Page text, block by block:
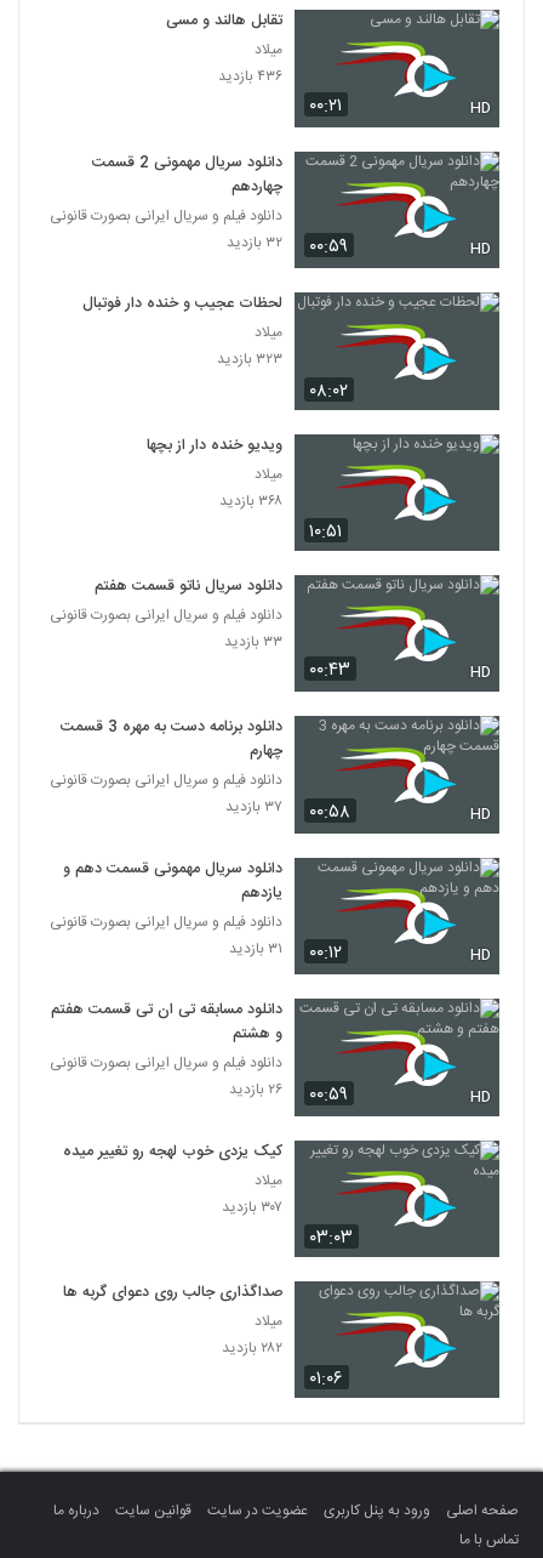
۰۰:۲۱ HD
تقابل هالند و مسی
میلاد
۴۳۶ بازدید
۰۰:۵۹ HD
دانلود سریال مهمونی 2 قسمت
چهاردهم
دانلود فیلم و سریال ایرانی بصورت قانونی
۳۲ بازدید
۰۸:۰۲
لحظات عجیب و خنده دار فوتبال
میلاد
۳۲۳ بازدید
۱۰:۵۱
ویدیو خنده دار از بچها
میلاد
۳۶۸ بازدید
۰۰:۴۳ HD
دانلود سریال ناتو قسمت هفتم
دانلود فیلم و سریال ایرانی بصورت قانونی
۳۳ بازدید
۰۰:۵۸ HD
دانلود برنامه دست به مهره 3 قسمت
چهارم
دانلود فیلم و سریال ایرانی بصورت قانونی
۳۷ بازدید
۰۰:۱۲ HD
دانلود سریال مهمونی قسمت دهم و
یازدهم
دانلود فیلم و سریال ایرانی بصورت قانونی
۳۱ بازدید
۰۰:۵۹ HD
دانلود مسابقه تی ان تی قسمت هفتم
و هشتم
دانلود فیلم و سریال ایرانی بصورت قانونی
۲۶ بازدید
۰۳:۰۳
کیک یزدی خوب لهجه رو تغییر میده
میلاد
۳۰۷ بازدید
۰۱:۰۶
صداگذاری جالب روی دعوای گربه ها
میلاد
۲۸۲ بازدید
صفحه اصلی ورود به پنل کاربری عضویت در سایت قوانین سایت
درباره ما
تماس با ما